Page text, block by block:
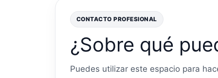
CONTACTO PROFESIONAL
¿Sobre qué
Puedes utilizar este espacio para